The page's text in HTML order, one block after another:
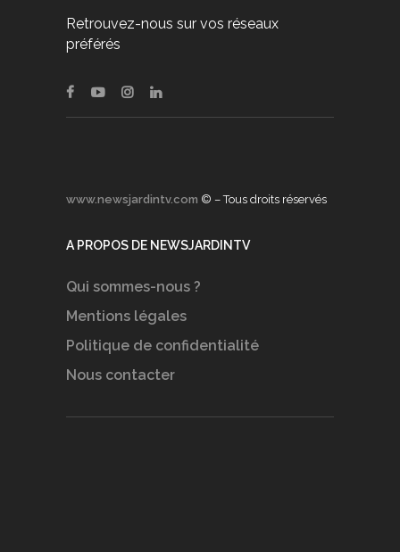
Retrouvez-nous sur vos réseaux
préférés
www.newsjardintv.com © – Tous droits réservés
A PROPOS DE NEWSJARDINTV
Qui sommes-nous ?
Mentions légales
Politique de confidentialité
Nous contacter